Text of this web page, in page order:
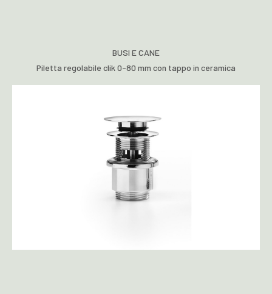
BUSI E CANE
Piletta regolabile clik 0-80 mm con tappo in ceramica